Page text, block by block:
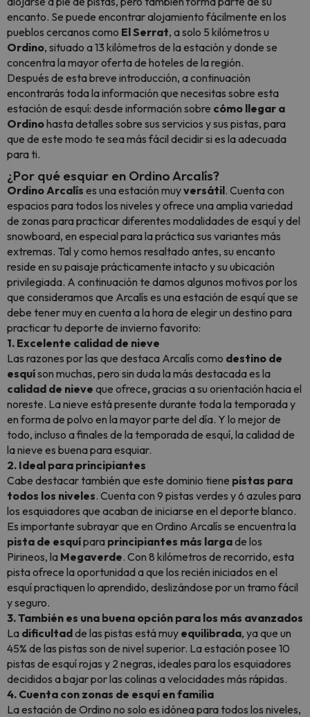
encanto. Se puede encontrar alojamiento fácilmente en los
pueblos cercanos como El Serrat, a solo 5 kilómetros u
Ordino, situado a 13 kilómetros de la estación y donde se
concentra la mayor oferta de hoteles de la región.
Después de esta breve introducción, a continuación
encontrarás toda la información que necesitas sobre esta
estación de esquí: desde información sobre cómo llegar a
Ordinohasta detalles sobre sus servicios y sus pistas, para
que de este modo te sea más fácil decidir si es la adecuada
para ti.
¿Por qué esquiar en Ordino Arcalís?
Ordino Arcalís es una estación muyversátil. Cuenta con
espacios para todos los niveles y ofrece una amplia variedad
de zonas para practicar diferentes modalidades de esquí y del
snowboard, en especial para la práctica sus variantes más
extremas. Tal y como hemos resaltado antes, su encanto
reside en su paisaje prácticamente intacto y su ubicación
privilegiada. A continuación te damos algunos motivos por los
que consideramos que Arcalís es una estación de esquí que se
debe tener muy en cuenta a la hora de elegir un destino para
practicar tu deporte de invierno favorito:
1. Excelente calidad de nieve
Las razones por las que destaca Arcalís como destino de
esquíson muchas, pero sin duda la más destacada es la
calidad de nieve que ofrece,gracias a su orientación hacia el
noreste. La nieve está presente durante toda la temporada y
en forma de polvo en la mayor parte del día. Y lo mejor de
todo, incluso a finales de la temporada de esquí, la calidad de
la nieve es buena para esquiar.
2. Ideal para principiantes
Cabe destacar también que este dominio tiene pistas para
todos los niveles. Cuenta con 9 pistas verdes y 6 azules para
los esquiadores que acaban de iniciarse en el deporte blanco.
Es importante subrayar que en Ordino Arcalís se encuentra la
pista de esquípara principiantes más largade los
Pirineos, la Megaverde. Con 8 kilómetros de recorrido, esta
pista ofrece la oportunidad a que los recién iniciados en el
esquí practiquen lo aprendido, deslizándose por un tramo fácil
y seguro.
3. También es una buena opción para los más avanzados
La dificultadde las pistas está muy equilibrada, ya que un
45% de las pistas son de nivel superior. La estación posee 10
pistas de esquí rojas y 2 negras, ideales para los esquiadores
decididos a bajar por las colinas a velocidades más rápidas.
4. Cuenta con zonas de esquí en familia
La estación de Ordino no solo es idónea para todos los niveles,